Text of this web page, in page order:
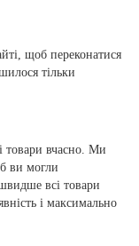
щоб переконатися
тільки
товари вчасно. Ми
ви могли
всі товари
і максимально